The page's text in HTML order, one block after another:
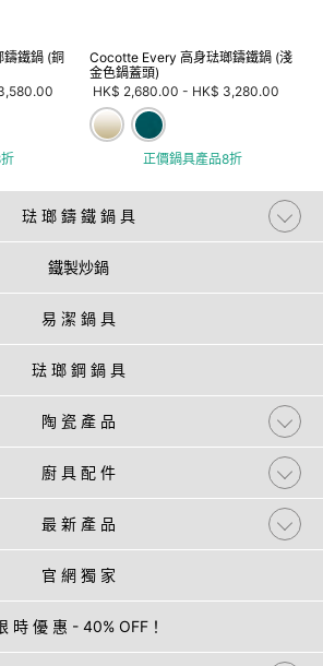
鐵鍋 (銅
Cocotte Every 高身琺瑯鑄鐵鍋 (淺
金色鍋蓋頭)
HK$ 2,680.00 - HK$ 3,280.00
正價鍋具產品8折
琺 瑯 鑄 鐵 鍋 具
鐵製炒鍋
易 潔 鍋 具
琺 瑯 鋼 鍋 具
陶 瓷 產 品
廚 具 配 件
最 新 產 品
官 網 獨 家
時 優 惠 - 40% OFF！